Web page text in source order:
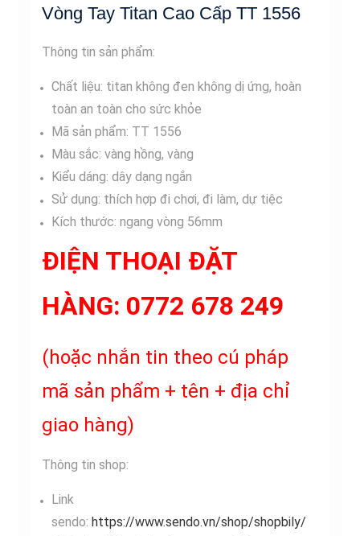
Vòng Tay Titan Cao Cấp TT 1556
Thông tin sản phẩm:
Chất liệu: titan không đen không dị ứng, hoàn
toàn an toàn cho sức khỏe
Mã sản phẩm: TT 1556
Màu sắc: vàng hồng, vàng
Kiểu dáng: dây dạng ngắn
Sử dụng: thích hợp đi chơi, đi làm, dự tiệc
Kích thước: ngang vòng 56mm
ĐIỆN THOẠI ĐẶT
HÀNG: 0772 678 249
(hoặc nhắn tin theo cú pháp
mã sản phẩm + tên + địa chỉ
giao hàng)
Thông tin shop:
Link
sendo: https://www.sendo.vn/shop/shopbily/